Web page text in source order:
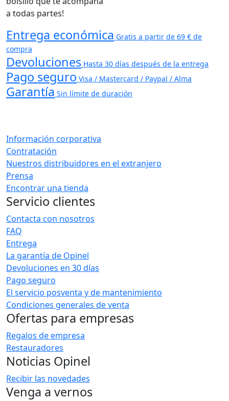
a todas partes!
Entrega económica Gratis a partir de 69 € de
compra
Devoluciones Hasta 30 días después de la entrega
Pago seguro Visa / Mastercard / Paypal / Alma
Garantía Sin límite de duración
Información corporativa
Contratación
Nuestros distribuidores en el extranjero
Prensa
Encontrar una tienda
Servicio clientes
Contacta con nosotros
FAQ
Entrega
La garantía de Opinel
Devoluciones en 30 días
Pago seguro
El servicio posventa y de mantenimiento
Condiciones generales de venta
Ofertas para empresas
Regalos de empresa
Restauradores
Noticias Opinel
Recibir las novedades
Venga a vernos